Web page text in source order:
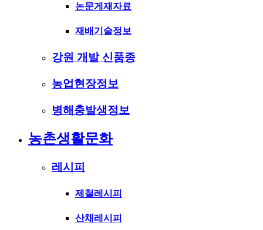
논문게재자료
재배기술정보
강원 개발 신품종
농업현장정보
병해충발생정보
농촌생활문화
레시피
제철레시피
산채레시피